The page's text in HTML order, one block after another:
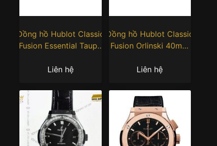
Đồng hồ Hublot Classic
Fusion Essential Taupe
542.NX.4610.NR.HEC25
Liên hệ
Đồng hồ Hublot Classic
Fusion Orlinski 40mm
550.OS.2200.RW.ORL20
Liên hệ